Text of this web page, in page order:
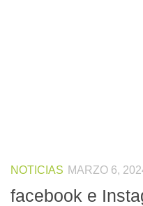
NOTICIAS MARZO 6,
facebook e